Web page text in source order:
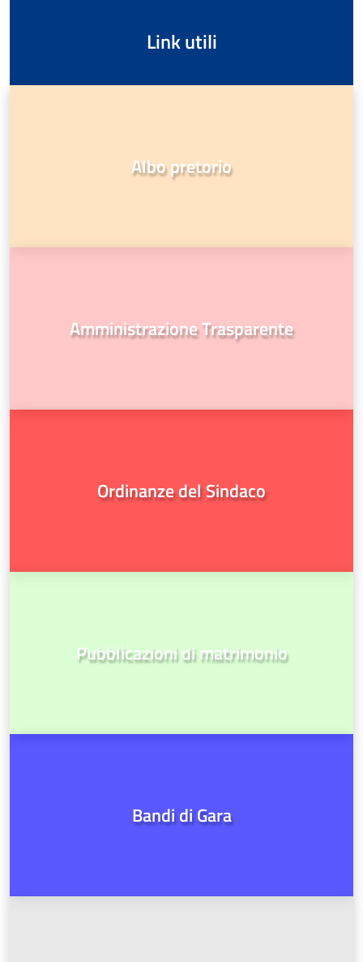
Link utili
Albo pretorio
Amministrazione Trasparente
Ordinanze del Sindaco
Pubblicazioni di matrimonio
Bandi di Gara